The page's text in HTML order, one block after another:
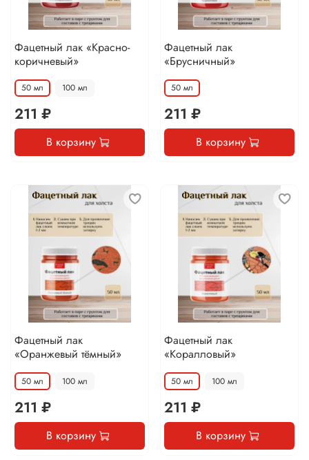
Фацетный лак «Красно-
коричневый»
50 мл 100 мл
211 ₽
В корзину
Фацетный лак
«Брусничный»
50 мл
211 ₽
В корзину
Фацетный лак
«Оранжевый тёмный»
50 мл 100 мл
211 ₽
В корзину
Фацетный лак
«Коралловый»
50 мл 100 мл
211 ₽
В корзину